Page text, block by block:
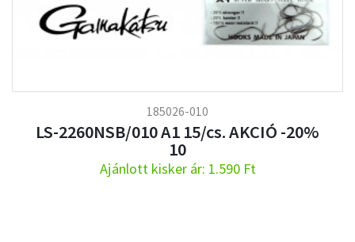
185026-010
LS-2260NSB/010 A1 15/cs. AKCIÓ -20%
10
Ajánlott kisker ár: 1.590 Ft